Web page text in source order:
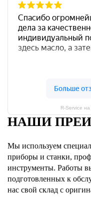
R-Service
НАШИ
Мы используем
приборы и станки,
инструменты. Работы
подготовленных к
нас свой склад с